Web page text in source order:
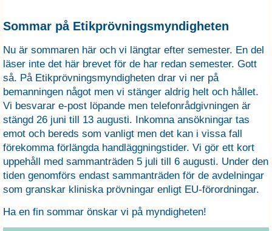
Sommar på Etikprövningsmyndigheten
Nu är sommaren här och vi längtar efter semester. En del
läser inte det här brevet för de har redan semester. Gott
så. På Etikprövningsmyndigheten drar vi ner på
bemanningen något men vi stänger aldrig helt och hållet.
Vi besvarar e-post löpande men telefonrådgivningen är
stängd 26 juni till 13 augusti. Inkomna ansökningar tas
emot och bereds som vanligt men det kan i vissa fall
förekomma förlängda handläggningstider. Vi gör ett kort
uppehåll med sammanträden 5 juli till 6 augusti. Under den
tiden genomförs endast sammanträden för de avdelningar
som granskar kliniska prövningar enligt EU-förordningar.
Ha en fin sommar önskar vi på myndigheten!